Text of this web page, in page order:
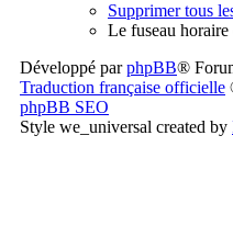
Supprimer tous
Le fuseau horaire
Développé parphpBB®
Traduction française officielle
phpBB SEO
Style we_universal created by